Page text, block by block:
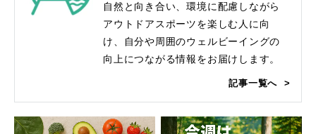
自然と向き合い、環境に配慮しながら
アウトドアスポーツを楽しむ人に向
け、自分や周囲のウェルビーイングの
向上につながる情報をお届けします。
記事一覧へ